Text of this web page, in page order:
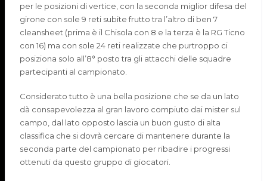
per le posizioni di vertice con la seconda miglior difesa del
girone con sole 9 reti subitefrutto tra l’altro di ben 7
cleansheet (prima è il Chisola con 8 e la terza è la RG Ticno
con 16) ma con sole 24 reti realizzate che purtroppo ci
posiziona solo all’8° posto tra gli attacchi delle squadre
partecipanti al campionato.
Considerato tutto è una bella posizione che se da un lato
dà consapevolezza al gran lavoro compiuto dai mister sul
campo, dal lato opposto lascia un buon gusto di alta
classifica che si dovrà cercare di mantenere durante la
seconda parte del campionato per ribadire i progressi
ottenuti da questo gruppo di giocatori.